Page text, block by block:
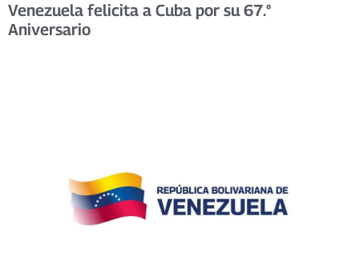
Venezuela felicita a Cuba por su 67.°
Aniversario